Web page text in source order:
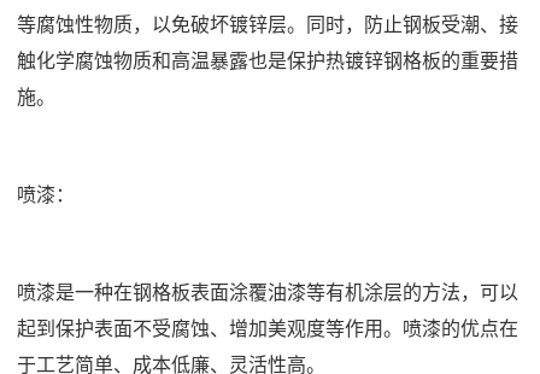
等腐蚀性物质，以免破坏镀锌层。同时，防止钢板受潮、接
触化学腐蚀物质和高温暴露也是保护热镀锌钢格板的重要措
施。
喷漆：
喷漆是一种在钢格板表面涂覆油漆等有机涂层的方法，可以
起到保护表面不受腐蚀、增加美观度等作用。喷漆的优点在
于工艺简单、成本低廉、灵活性高。